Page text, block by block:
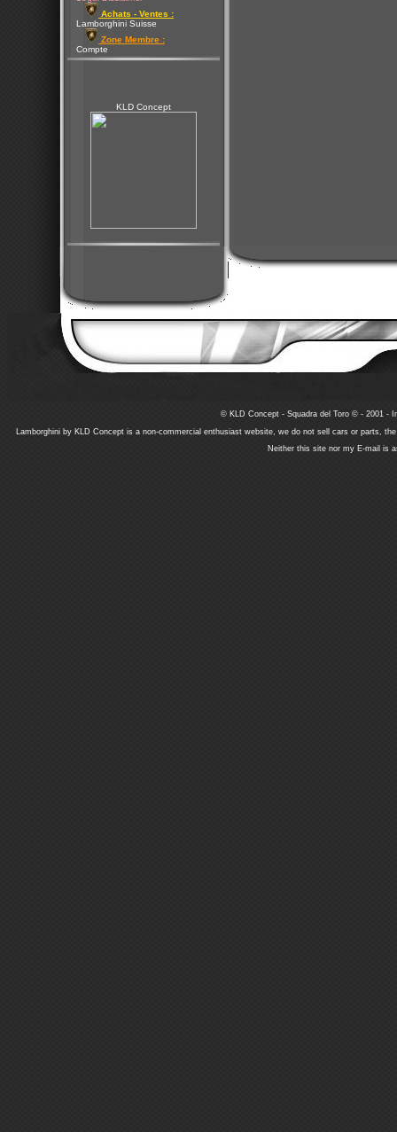
Achats - Ventes :
Lamborghini Suisse
Zone Membre :
Compte
KLD Concept
© KLD Concept - Squadra del Toro © - 2001 -
Lamborghini by KLD Concept is a non-commercial enthusiast website, we do not sell cars or parts,
Neither this site nor my E-mail is